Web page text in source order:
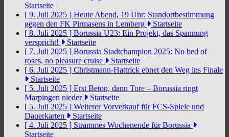
Startseite
[ 9. Juli 2025 ] Heute Abend, 19 Uhr: Standortbestimmung
gegen den FK Pirmasens in Lemberg
Startseite
[ 8. Juli 2025 ] Borussia U23: Ein Projekt, das Spannung
verspricht!
Startseite
[ 7. Juli 2025 ] Borussia Stadtchampion 2025: No bed of
roses, no pleasure cruise
Startseite
[ 6. Juli 2025 ] Christmann-Hattrick ebnet den Weg ins Finale
Startseite
[ 5. Juli 2025 ] Erst Beton, dann Tore – Borussia ringt
Marpingen nieder
Startseite
[ 5. Juli 2025 ] Weiterer Vorverkauf für FCS-Spiele und
Dauerkarten
Startseite
[ 4. Juli 2025 ] Strammes Wochenende für Borussia
Startseite